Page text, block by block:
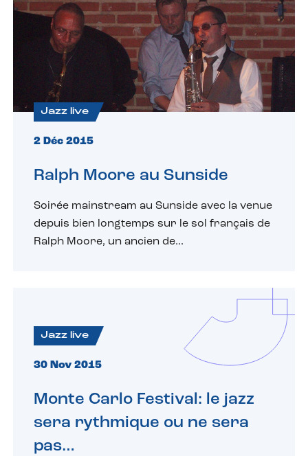
Jazz live
2 Déc 2015
Ralph Moore au Sunside
Soirée mainstream au Sunside avec la venue
depuis bien longtemps sur le sol français de
Ralph Moore, un ancien de...
Jazz live
30 Nov 2015
Monte Carlo Festival: le jazz
sera rythmique ou ne sera
pas…